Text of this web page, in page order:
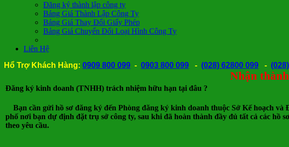
Đăng ký thành lập công ty
Bảng Giá Thành Lập Công Ty
Bảng Giá Thay Đổi Giấy Phép
Bảng Giá Chuyển Đổi Loại Hình Công Ty
Liên Hệ
Hổ Trợ Khách Hàng: 0909 800 099 - 0903 800 099 - (028) 62800 099 -
Nhận thành
Đăng ký kinh doanh (TNHH) trách nhiệm hữu hạn tại đâu ?
Bạn cần gửi hồ sơ đăng ký đến Phòng đăng ký kinh doanh thuộc Sở Kế hoạch và
phố nơi bạn dự định đặt trụ sở công ty, sau khi đã hoàn thành đầy đủ tất cả các hồ
theo yêu cầu.